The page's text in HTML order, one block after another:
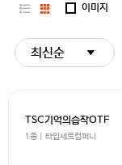
이미지
최신순
TSC기억의습작OTF
1종 | 타입세트컴퍼니